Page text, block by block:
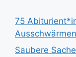
75
Ausschwärmen
Saubere